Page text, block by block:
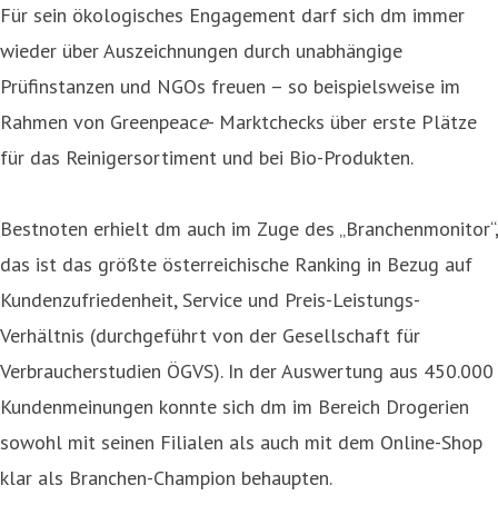
Für sein ökologisches Engagement darf sich dm immer
wieder über Auszeichnungen durch unabhängige
Prüfinstanzen und NGOs freuen – so beispielsweise im
Rahmen von Greenpeace- Marktchecks über erste Plätze
für das Reinigersortiment und bei Bio-Produkten.
Bestnoten erhielt dm auch im Zuge des „Branchenmonitor“,
das ist das größte österreichische Ranking in Bezug auf
Kundenzufriedenheit, Service und Preis-Leistungs-
Verhältnis (durchgeführt von der Gesellschaft für
Verbraucherstudien ÖGVS). In der Auswertung aus 450.000
Kundenmeinungen konnte sich dm im Bereich Drogerien
sowohl mit seinen Filialen als auch mit dem Online-Shop
klar als Branchen-Champion behaupten.